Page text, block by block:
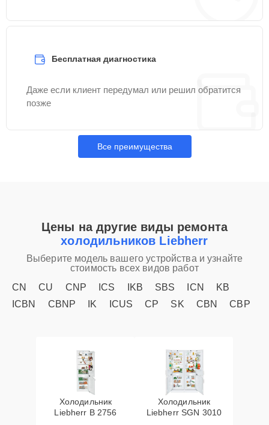
Бесплатная диагностика
Даже если клиент передумал или решил обратится
позже
Все преимущества
Цены на другие виды ремонта
холодильников Liebherr
Выберите модель вашего устройства и узнайте
стоимость всех видов работ
CN
CU CNP ICS IKB SBS ICN
KB
ICBN
CBNP IK ICUS CP SK CBN CBP
Холодильник
Liebherr B 2756
Холодильник
Liebherr SGN 3010